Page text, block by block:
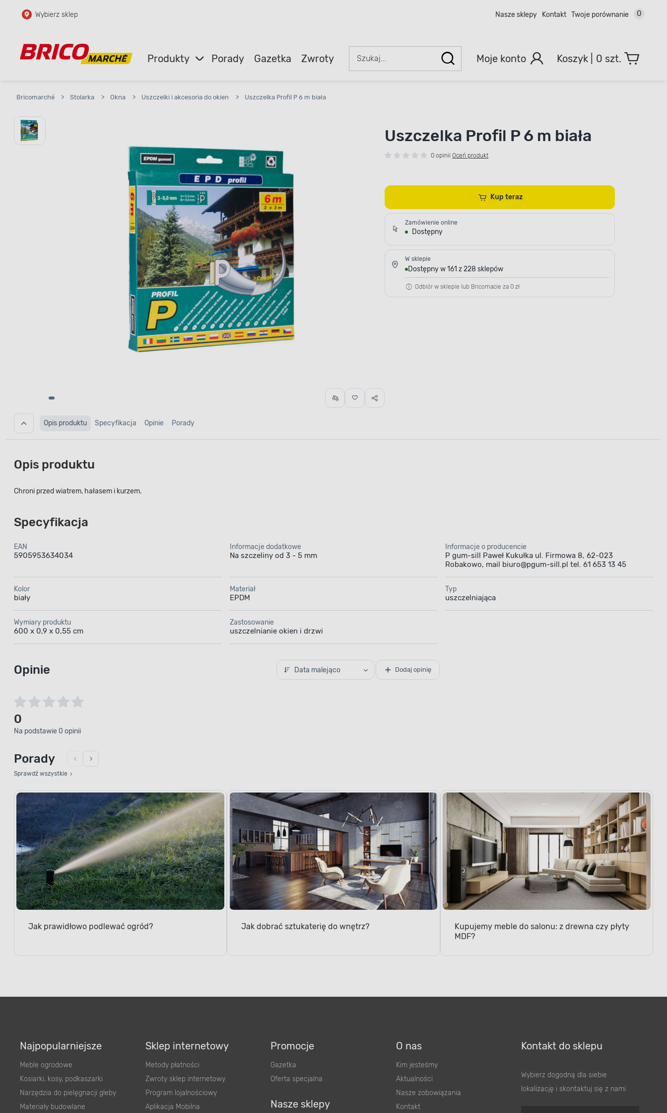
Przejdź do głównej zawartości
Przejdź do wyszukiwarki
Wybierz sklep Nasze sklepy Kontakt Twoje porównanie 0
Produkty Porady Gazetka Zwroty Moje konto 0 szt.
Bricomarché > Stolarka > Okna > Uszczelki i akcesoria do okien > Uszczelka Profil P 6 m biała
Uszczelka Profil P 6 m biała
0 opinii Oceń produkt
Kup teraz
Zamówienie online
Dostępny
W sklepie
Dostępny w 161 z 228 sklepów
Odbiór w sklepie lub Bricomacie za 0 zł
Opis produktu Specyfikacja Opinie Porady
Opis produktu
Chroni przed wiatrem, hałasem i kurzem.
Specyfikacja
EAN
5905953634034
Informacje dodatkowe
Na szczeliny od 3 - 5 mm
Informacje o producencie
P gum-sill Paweł Kukułka ul. Firmowa 8, 62-023
Robakowo, mail biuro@pgum-sill.pl tel. 61 653 13 45
Kolor
biały
Materiał
EPDM
Typ
uszczelniająca
Wymiary produktu
600 x 0,9 x 0,55 cm
Zastosowanie
uszczelnianie okien i drzwi
Opinie Data malejąco Dodaj opinię
0
Na podstawie 0 opinii
Porady
Sprawdź wszystkie
Jak prawidłowo podlewać ogród? Jak dobrać sztukaterię do wnętrz?
Kupujemy meble do salonu: z drewna czy płyty
MDF?
Najpopularniejsze
Meble ogrodowe
Kosiarki, kosy, podkaszarki
Narzędzia do pielęgnacji gleby
Materiały budowlane
Sklep internetowy
Metody płatności
Zwroty sklep internetowy
Program lojalnościowy
Aplikacja Mobilna
Promocje
Gazetka
Oferta specjalna
Nasze sklepy
O nas
Kim jesteśmy
Aktualności
Nasze zobowiązania
Kontakt
Kontakt do sklepu
Wybierz dogodną dla siebie
lokalizację i skontaktuj się z nami